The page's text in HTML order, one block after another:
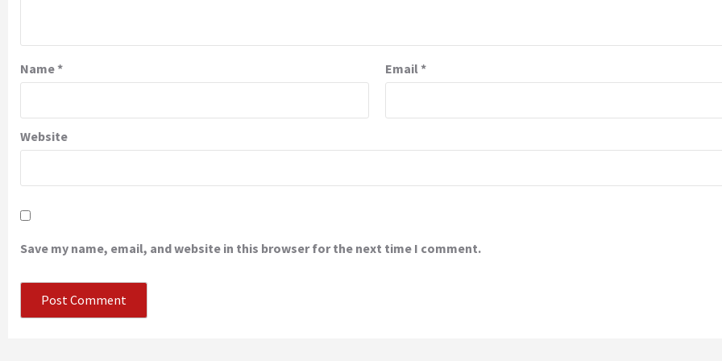
Name* Email*
Website
Save my name, email, and website in this browser for the next time I comment.